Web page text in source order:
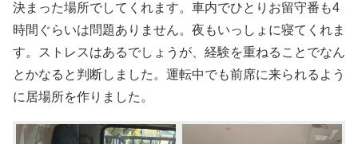
決まった場所でしてくれます。車内でひとりお留守番も4
時間ぐらいは問題ありません。夜もいっしょに寝てくれま
す。ストレスはあるでしょうが、経験を重ねることでなん
とかなると判断しました。運転中でも前席に来られるよう
に居場所を作りました。